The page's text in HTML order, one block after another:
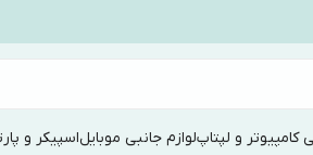
کامپیوتر و لپتاپلوازم جانبی موبایلاسپیکر و